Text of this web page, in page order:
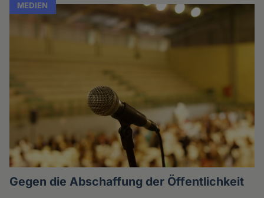
MEDIEN
Gegen die Abschaffung der Öffentlichkeit